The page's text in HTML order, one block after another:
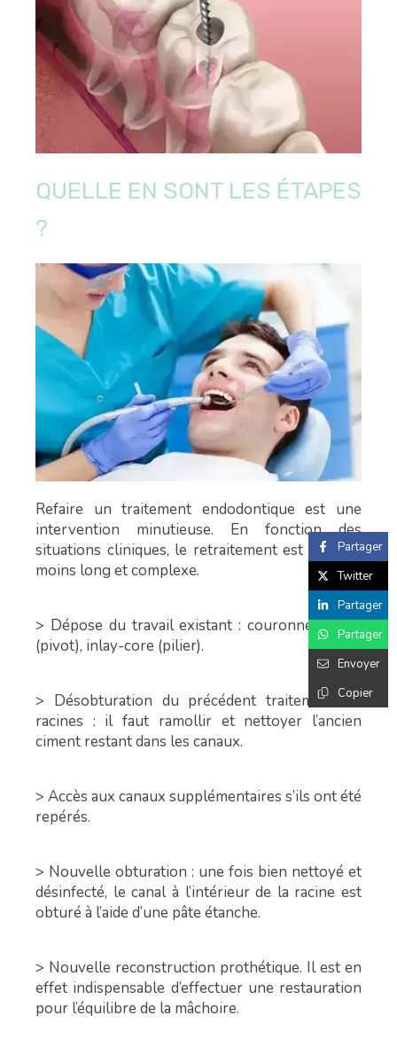
QUELLE EN SONT LES ÉTAPES
?
Refaire un traitement endodontique est une
intervention minutieuse. En fonction des
situations cliniques, le retraitement est plus ou
moins long et complexe.
> Dépose du travail existant : couronne, tenon
(pivot), inlay-core (pilier).
> Désobturation du précédent traitement de
racines : il faut ramollir et nettoyer l’ancien
ciment restant dans les canaux.
> Accès aux canaux supplémentaires s’ils ont été
repérés.
> Nouvelle obturation : une fois bien nettoyé et
désinfecté, le canal à l’intérieur de la racine est
obturé à l’aide d’une pâte étanche.
> Nouvelle reconstruction prothétique. Il est en
effet indispensable d’effectuer une restauration
pour l’équilibre de la mâchoire.
Partager
Twitter
Partager
Partager
Envoyer
Copier